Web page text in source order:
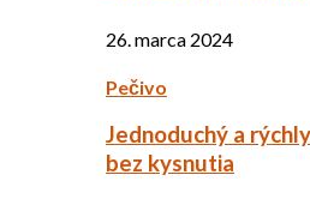
26. marca 2024
Pečivo
Jednoduchý a
bez kysnutia